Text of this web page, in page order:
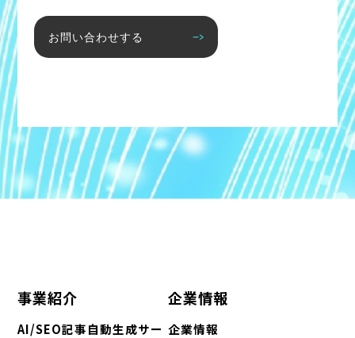
お問い合わせする
事業紹介
AI/SEO記事自動生成サー
企業情報
企業情報